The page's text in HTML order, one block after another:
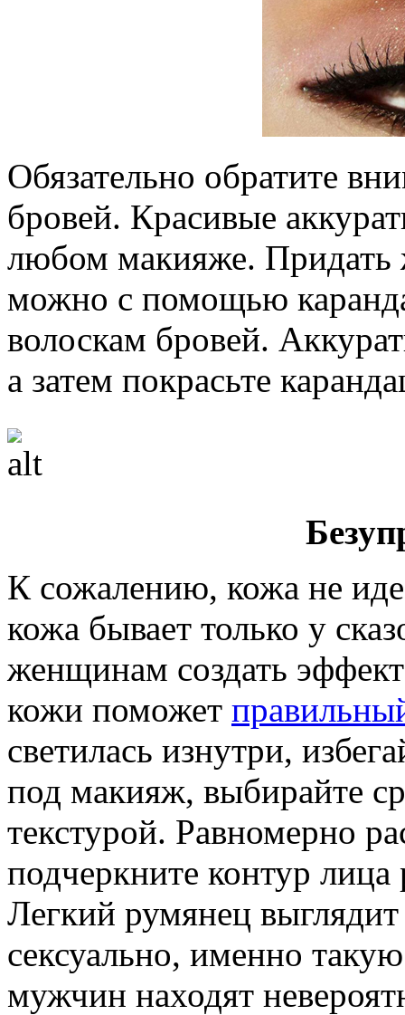
Обязательно обратите
бровей. Красивые
любом макияже.
можно с помощью
волоскам бровей.
а затем покрасьте
К сожалению, кожа не
кожа бывает только у
женщинам создать
кожи поможет
светилась изнутри,
под макияж, выбирайте
текстурой. Равномерно
подчеркните контур
Легкий румянец
сексуально, именно
мужчин находят